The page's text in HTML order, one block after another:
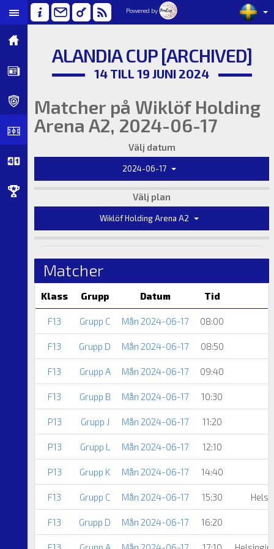
Powered by
ALANDIA CUP [ARCHIVED]
14 TILL 19 JUNI 2024
Matcher på Wiklöf Holding
Arena A2, 2024-06-17
Välj datum
2024-06-17
Välj plan
Wiklöf Holding Arena A2
Matcher
Klass Grupp Datum Tid
F13 Grupp C Mån 2024-06-17 08:00
F13 Grupp D Mån 2024-06-17 08:50
F13 Grupp A Mån 2024-06-17 09:40
F13 Grupp B Mån 2024-06-17 10:30
P13 Grupp J Mån 2024-06-17 11:20
P13 Grupp L Mån 2024-06-17 12:10
P13 Grupp K Mån 2024-06-17 14:40
F13 Grupp C Mån 2024-06-17 15:30
F13 Grupp D Mån 2024-06-17 16:20